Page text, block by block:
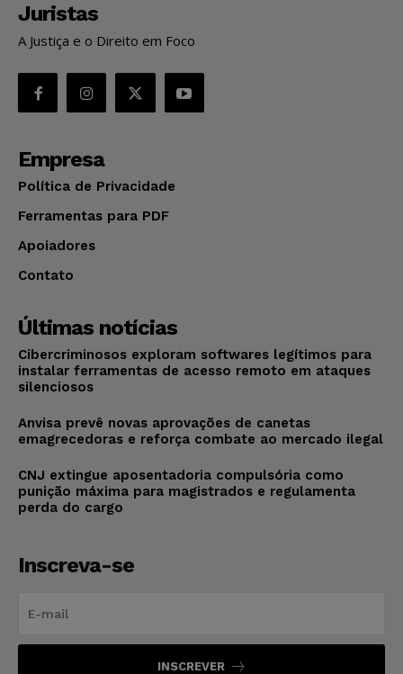
Juristas
A Justiça e o Direito em Foco
Empresa
Política de Privacidade
Ferramentas para PDF
Apoiadores
Contato
Últimas notícias
Cibercriminosos exploram softwares legítimos para
instalar ferramentas de acesso remoto em ataques
silenciosos
Anvisa prevê novas aprovações de canetas
emagrecedoras e reforça combate ao mercado ilegal
CNJ extingue aposentadoria compulsória como
punição máxima para magistrados e regulamenta
perda do cargo
Inscreva-se
INSCREVER